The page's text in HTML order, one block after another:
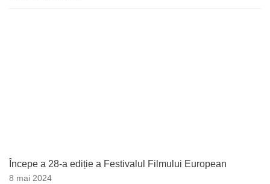
Începe a 28-a ediție a Festivalul Filmului European
8 mai 2024